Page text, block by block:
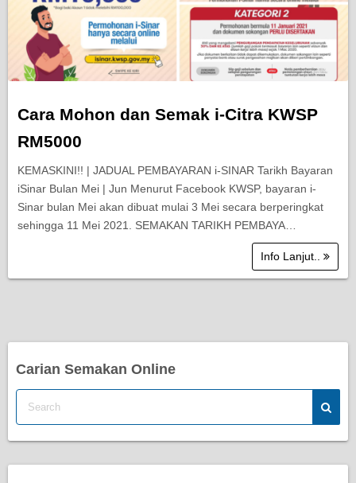
Cara Mohon dan Semak i-Citra KWSP
RM5000
KEMASKINI!! | JADUAL PEMBAYARAN i-SINAR Tarikh Bayaran
iSinar Bulan Mei | Jun Menurut Facebook KWSP, bayaran i-
Sinar bulan Mei akan dibuat mulai 3 Mei secara berperingkat
sehingga 11 Mei 2021. SEMAKAN TARIKH PEMBAYA…
Info Lanjut..
Carian Semakan Online